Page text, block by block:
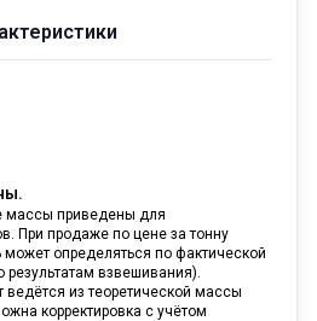
массы приведены для
При продаже по цене за тонну
может определяться по фактической
результатам взвешивания).
ведётся из теоретической массы
корректировка с учётом